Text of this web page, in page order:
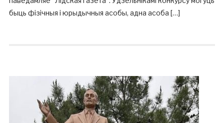
быць фізічныя і юрыдычныя асобы, адна асоба […]